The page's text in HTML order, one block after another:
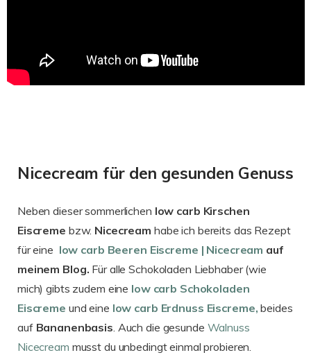
Nicecream für den gesunden Genuss
Neben dieser sommerlichen low carb Kirschen
Eiscreme bzw. Nicecream habe ich bereits das Rezept
für eine low carb Beeren Eiscreme | Nicecream auf
meinem Blog. Für alle Schokoladen Liebhaber (wie
mich) gibts zudem eine low carb Schokoladen
Eiscreme und eine low carb Erdnuss Eiscreme, beides
auf Bananenbasis. Auch die gesunde Walnuss
Nicecream musst du unbedingt einmal probieren.